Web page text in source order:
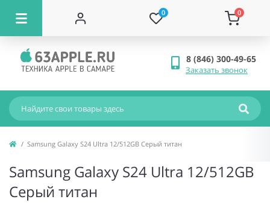
0 0
8 (846) 300-49-65
Заказать звонок
Samsung Galaxy S24 Ultra 12/512GB Серый титан
Samsung Galaxy S24 Ultra 12/512GB
Серый титан